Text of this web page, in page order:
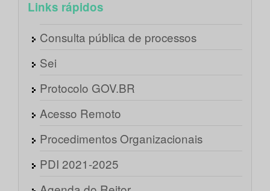
Links rápidos
Consulta pública de processos
Sei
Protocolo GOV.BR
Acesso Remoto
Procedimentos Organizacionais
PDI 2021-2025